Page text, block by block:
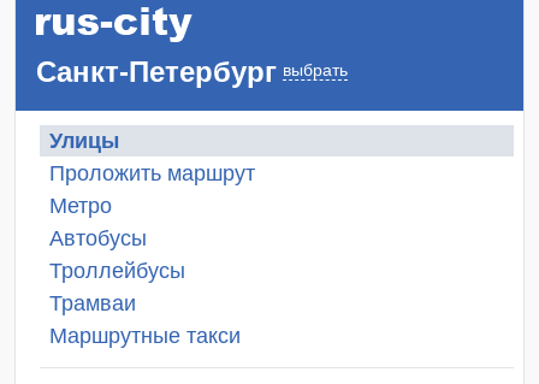
Санкт-Петербург выбрать
Улицы
Проложить маршрут
Метро
Автобусы
Троллейбусы
Трамваи
Маршрутные такси